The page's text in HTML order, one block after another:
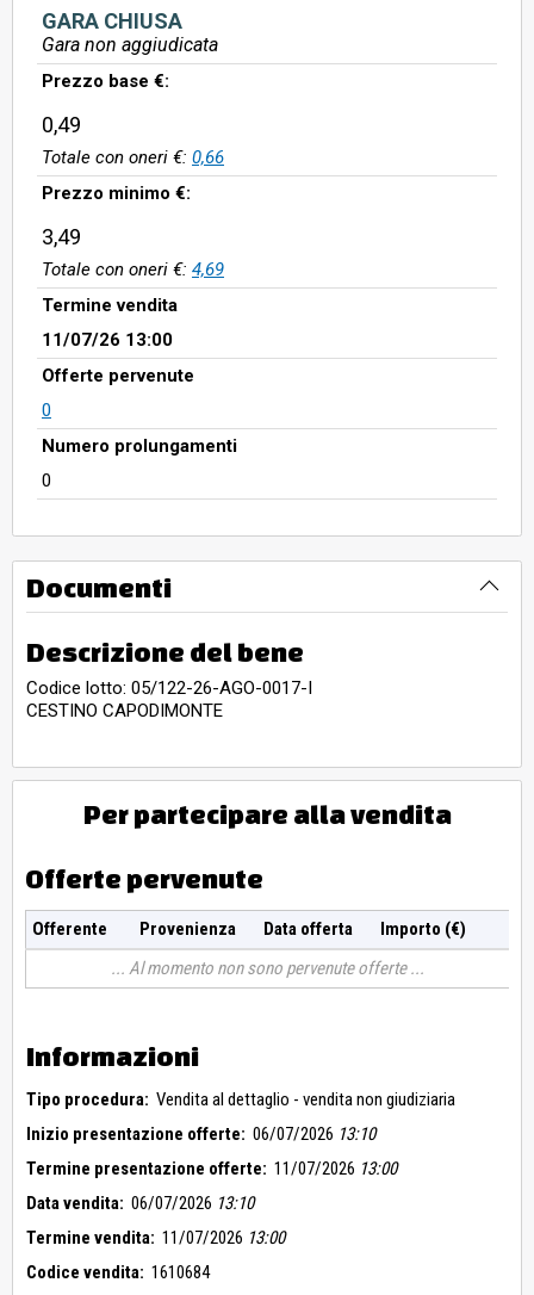
GARA CHIUSA
Gara non aggiudicata
Prezzo base €:
0,49
Totale con oneri €: 0,66
Prezzo minimo €:
3,49
Totale con oneri €: 4,69
Termine vendita
11/07/26 13:00
Offerte pervenute
0
Numero prolungamenti
0
Documenti
Descrizione del bene
Codice lotto: 05/122-26-AGO-0017-I
CESTINO CAPODIMONTE
Per partecipare alla vendita
Offerte pervenute
Offerente Provenienza Data offerta
Importo (€)
Al momento non sono pervenute offerte
Informazioni
Tipo procedura: Vendita al dettaglio - vendita non giudiziaria
Inizio presentazione offerte: 06/07/2026 13:10
Termine presentazione offerte: 11/07/2026 13:00
Data vendita: 06/07/2026 13:10
Termine vendita: 11/07/2026 13:00
Codice vendita: 1610684